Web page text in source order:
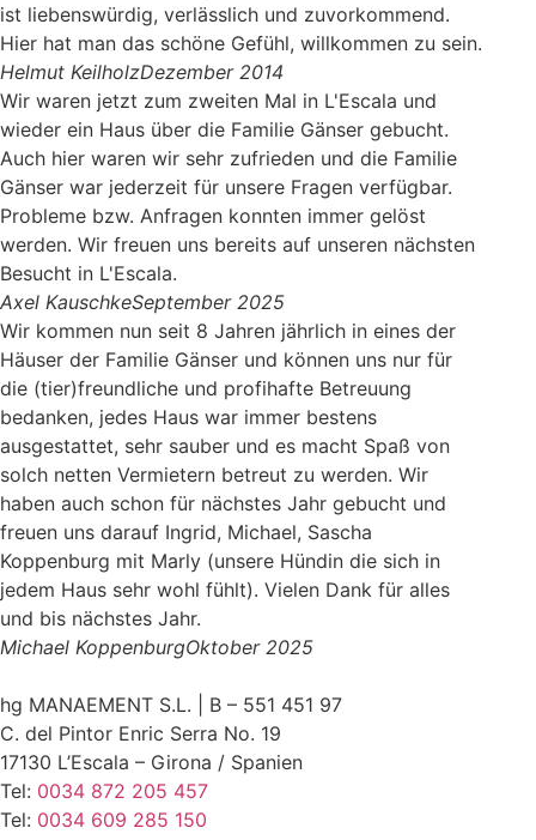
ist liebenswürdig, verlässlich und zuvorkommend.
Hier hat man das schöne Gefühl, willkommen zu sein.
Helmut KeilholzDezember 2014
Wir waren jetzt zum zweiten Mal in L'Escala und
wieder ein Haus über die Familie Gänser gebucht.
Auch hier waren wir sehr zufrieden und die Familie
Gänser war jederzeit für unsere Fragen verfügbar.
Probleme bzw. Anfragen konnten immer gelöst
werden. Wir freuen uns bereits auf unseren nächsten
Besucht in L'Escala.
Axel KauschkeSeptember 2025
Wir kommen nun seit 8 Jahren jährlich in eines der
Häuser der Familie Gänser und können uns nur für
die (tier)freundliche und profihafte Betreuung
bedanken, jedes Haus war immer bestens
ausgestattet, sehr sauber und es macht Spaß von
solch netten Vermietern betreut zu werden. Wir
haben auch schon für nächstes Jahr gebucht und
freuen uns darauf Ingrid, Michael, Sascha
Koppenburg mit Marly (unsere Hündin die sich in
jedem Haus sehr wohl fühlt). Vielen Dank für alles
und bis nächstes Jahr.
Michael KoppenburgOktober 2025
hg MANAEMENT S.L. | B – 551 451 97
C. del Pintor Enric Serra No. 19
17130 L’Escala – Girona / Spanien
Tel: 0034 872 205 457
Tel: 0034 609 285 150